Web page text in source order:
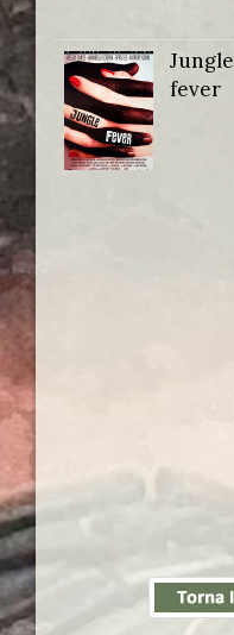
Jungle
fever